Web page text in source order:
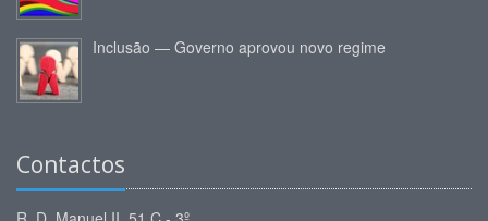
Inclusão — Governo aprovou novo regime
Contactos